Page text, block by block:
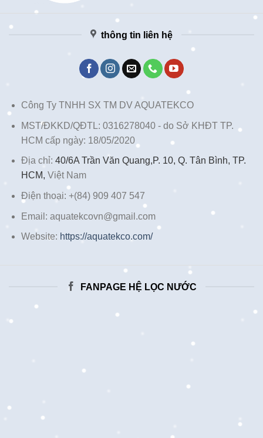
thông tin liên hệ
Công Ty TNHH SX TM DV AQUATEKCO
MST/ĐKKD/QĐTL: 0316278040 - do Sở KHĐT TP.
HCM cấp ngày: 18/05/2020
Địa chỉ: 40/6A Trần Văn Quang,P. 10, Q. Tân Bình, TP.
HCM, Việt Nam
Điện thoại: +(84) 909 407 547
Email: aquatekcovn@gmail.com
Website: https://aquatekco.com/
FANPAGE HỆ LỌC NƯỚC